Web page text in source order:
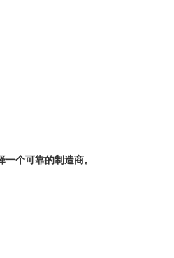
个可靠的制造商。